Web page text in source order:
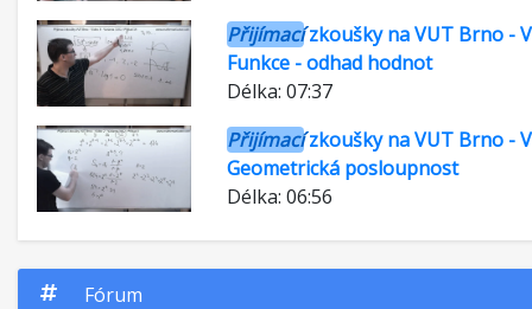
Přijímacízkoušky na VUT Brno -
Funkce - odhad hodnot
Délka: 07:37
Přijímacízkoušky na VUT Brno -
Geometrická posloupnost
Délka: 06:56
Fórum